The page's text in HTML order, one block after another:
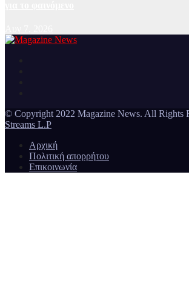
© Copyright 2022 Magazine News. All Rights
Streams L.P
Αρχική
Πολιτική απορρήτου
Επικοινωνία